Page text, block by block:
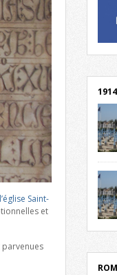
Saint-
et
par